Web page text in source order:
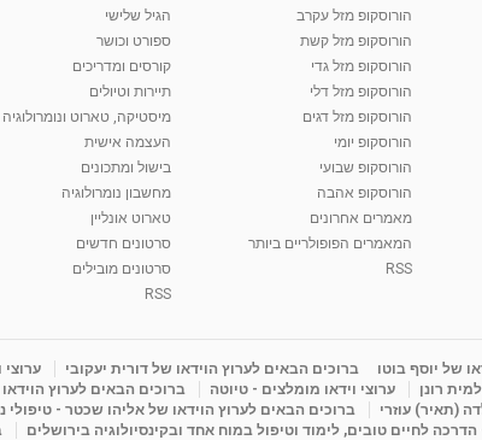
הורוסקופ מזל עקרב
הורוסקופ מזל קשת
הורוסקופ מזל גדי
הורוסקופ מזל דלי
הורוסקופ מזל דגים
הורוסקופ יומי
הורוסקופ שבועי
הורוסקופ אהבה
מאמרים אחרונים
המאמרים הפופולריים ביותר
RSS
הגיל שלישי
ספורט וכושר
קורסים ומדריכים
תיירות וטיולים
מיסטיקה, טארוט ונומרולוגיה
העצמה אישית
בישול ומתכונים
מחשבון נומרולוגיה
טארוט אונליין
סרטונים חדשים
סרטונים מובילים
RSS
של יוסף בוטו ברוכים הבאים לערוץ הוידאו של דורית יעקובי ערוצי
רונן
ערוצי וידאו מומלצים - טיוטה ברוכים הבאים לערוץ
(תאיר) עוזרי
ברוכים הבאים לערוץ הוידאו של אליהו שכטר - טיפולי
הדרכה לחיים טובים, לימוד וטיפול במוח אחד ובקינסיולוגיה בירושלים